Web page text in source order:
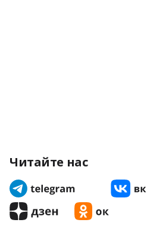
Читайте нас